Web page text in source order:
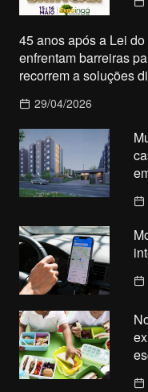
45 anos após a Lei
enfrentam barreiras
recorrem a soluções
29/04/2026